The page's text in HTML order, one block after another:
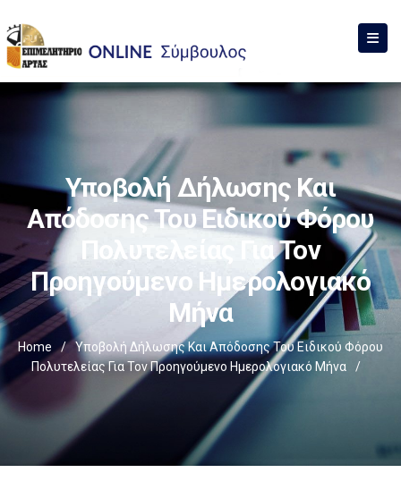
Υποβολή Δήλωσης Και
Απόδοσης Του Ειδικού Φόρου
Πολυτελείας Για Τον
Προηγούμενο Ημερολογιακό
Μήνα
Home /
Υποβολή Δήλωσης Και Απόδοσης Του Ειδικού Φόρου
Πολυτελείας Για Τον Προηγούμενο Ημερολογιακό Μήνα
/